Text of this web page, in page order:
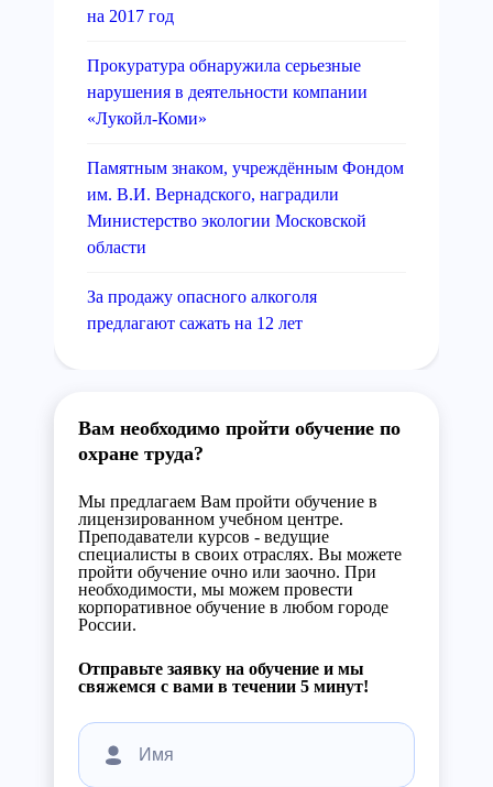
на 2017 год
Прокуратура обнаружила серьезные
нарушения в деятельности компании
«Лукойл-Коми»
Памятным знаком, учреждённым Фондом
им. В.И. Вернадского, наградили
Министерство экологии Московской
области
За продажу опасного алкоголя
предлагают сажать на 12 лет
Вам необходимо пройти обучение по
охране труда?
Мы предлагаем Вам пройти обучение в
лицензированном учебном центре.
Преподаватели курсов - ведущие
специалисты в своих отраслях. Вы можете
пройти обучение очно или заочно. При
необходимости, мы можем провести
корпоративное обучение в любом городе
России.
Отправьте заявку на обучение и мы
свяжемся с вами в течении 5 минут!